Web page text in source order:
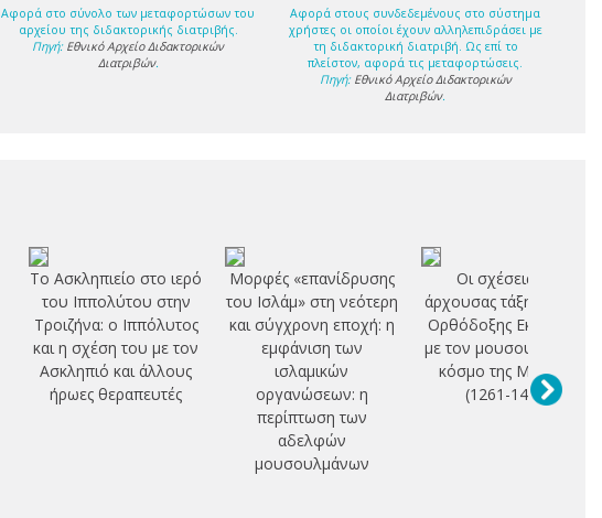
Αφορά στο σύνολο των μεταφορτώσων του
αρχείου της διδακτορικής διατριβής.
Πηγή: Εθνικό Αρχείο Διδακτορικών
Διατριβών.
Αφορά στους συνδεδεμένους στο σύστημα
χρήστες οι οποίοι έχουν αλληλεπιδράσει με
τη διδακτορική διατριβή. Ως επί το
πλείστον, αφορά τις μεταφορτώσεις.
Πηγή: Εθνικό Αρχείο Διδακτορικών
Διατριβών.
Το Ασκληπιείο στο ιερό
του Ιππολύτου στην
Τροιζήνα: ο Ιππόλυτος
και η σχέση του με τον
Ασκληπιό και άλλους
ήρωες θεραπευτές
Μορφές «επανίδρυσης
του Ισλάμ» στη νεότερη
και σύγχρονη εποχή: η
εμφάνιση των
ισλαμικών
οργανώσεων: η
περίπτωση των
αδελφών
μουσουλμάνων
Οι σχέσεις της
άρχουσας τάξης και της
Ορθόδοξης Εκκλησίας
με τον μουσουλμανικό
κόσμο της Μ. Ασίας
(1261-1453)